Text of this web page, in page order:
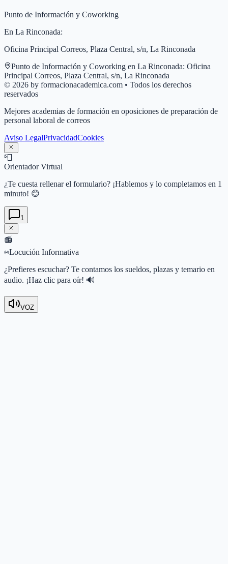
Punto de Información y Coworking
En La Rinconada:
Oficina Principal Correos, Plaza Central, s/n, La Rinconada
Punto de Información y Coworking en La Rinconada: Oficina
Principal Correos, Plaza Central, s/n, La Rinconada
© 2026 by formacionacademica.com • Todos los derechos
reservados
Mejores academias de formación en oposiciones de preparación de
personal laboral de correos
Aviso LegalPrivacidadCookies
📮
Orientador Virtual
¿Te cuesta rellenar el formulario? ¡Hablemos y lo completamos en 1
minuto! 😊
1
📻
Locución Informativa
¿Prefieres escuchar? Te contamos los sueldos, plazas y temario en
audio. ¡Haz clic para oír! 🔊
VOZ